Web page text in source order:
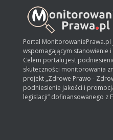
Portal MonitorowaniePrawa.pl
wspomagającym stanowienie
Celem portalu jest
skuteczności monitorowania
projekt „Zdrowe Prawo -
podniesienie jakości i
legislacji” dofinansowanego z